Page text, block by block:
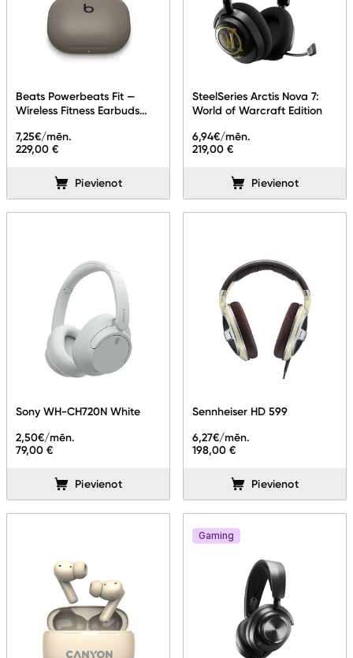
Beats Powerbeats Fit —
Wireless Fitness Earbuds
Grey
229,00 €
7,25€/mēn.
Pievienot
SteelSeries Arctis Nova 7:
World of Warcraft Edition
219,00 €
6,94€/mēn.
Pievienot
Sony WH-CH720N White
79,00 €
2,50€/mēn.
Pievienot
Sennheiser HD 599
198,00 €
6,27€/mēn.
Pievienot
Gaming